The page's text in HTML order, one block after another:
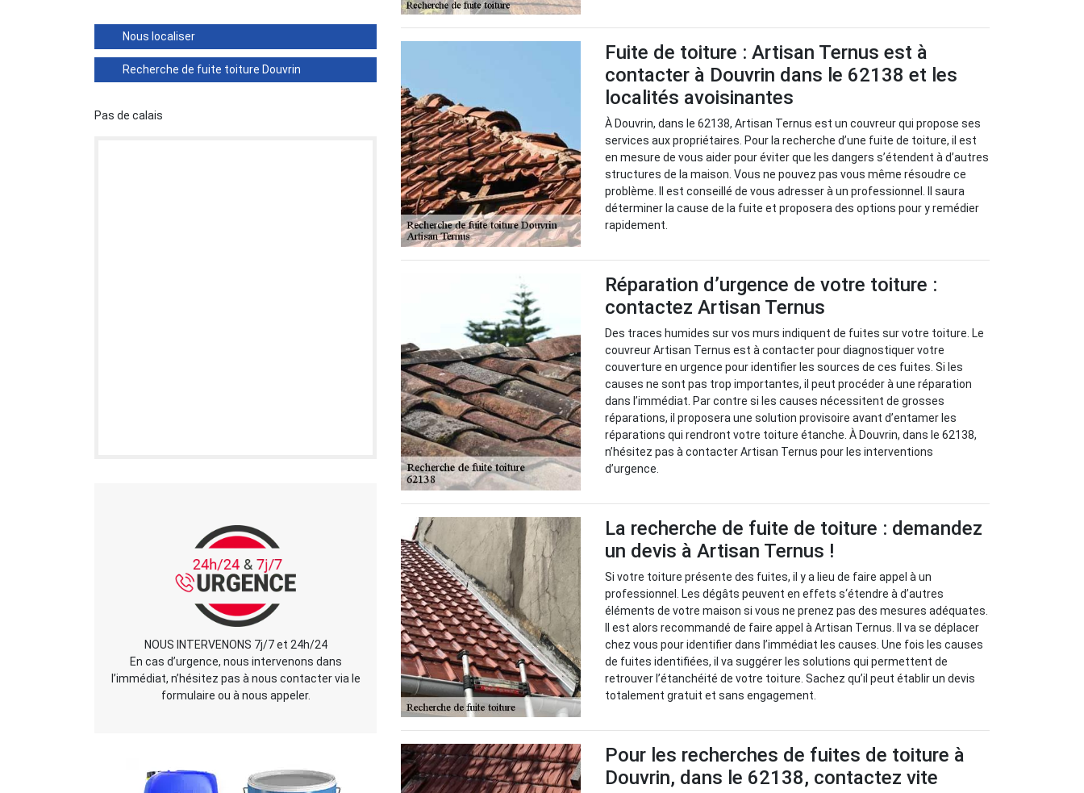
Nous localiser
Recherche de fuite toiture Douvrin
Pas de calais
NOUS INTERVENONS 7j/7 et 24h/24
En cas d’urgence, nous intervenons dans
l’immédiat, n’hésitez pas à nous contacter via le
formulaire ou à nous appeler.
Fuite de toiture : Artisan Ternus est à
contacter à Douvrin dans le 62138 et les
localités avoisinantes
À Douvrin, dans le 62138, Artisan Ternus est un couvreur qui propose ses
services aux propriétaires. Pour la recherche d’une fuite de toiture, il est
en mesure de vous aider pour éviter que les dangers s’étendent à d’autres
structures de la maison. Vous ne pouvez pas vous même résoudre ce
problème. Il est conseillé de vous adresser à un professionnel. Il saura
déterminer la cause de la fuite et proposera des options pour y remédier
rapidement.
Réparation d’urgence de votre toiture :
contactez Artisan Ternus
Des traces humides sur vos murs indiquent de fuites sur votre toiture. Le
couvreur Artisan Ternus est à contacter pour diagnostiquer votre
couverture en urgence pour identifier les sources de ces fuites. Si les
causes ne sont pas trop importantes, il peut procéder à une réparation
dans l’immédiat. Par contre si les causes nécessitent de grosses
réparations, il proposera une solution provisoire avant d’entamer les
réparations qui rendront votre toiture étanche. À Douvrin, dans le 62138,
n’hésitez pas à contacter Artisan Ternus pour les interventions
d’urgence.
La recherche de fuite de toiture : demandez
un devis à Artisan Ternus !
Si votre toiture présente des fuites, il y a lieu de faire appel à un
professionnel. Les dégâts peuvent en effets s‘étendre à d’autres
éléments de votre maison si vous ne prenez pas des mesures adéquates.
Il est alors recommandé de faire appel à Artisan Ternus. Il va se déplacer
chez vous pour identifier dans l’immédiat les causes. Une fois les causes
de fuites identifiées, il va suggérer les solutions qui permettent de
retrouver l’étanchéité de votre toiture. Sachez qu’il peut établir un devis
totalement gratuit et sans engagement.
Pour les recherches de fuites de toiture à
Douvrin, dans le 62138, contactez vite